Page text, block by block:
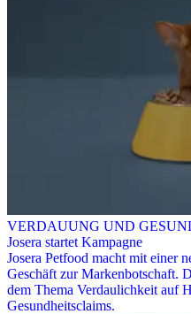
VERDAUUNG UND
Josera startet Kampagne
Josera Petfood macht mit einer
Geschäft zur Markenbotschaft.
dem Thema Verdaulichkeit auf
Gesundheitsclaims.